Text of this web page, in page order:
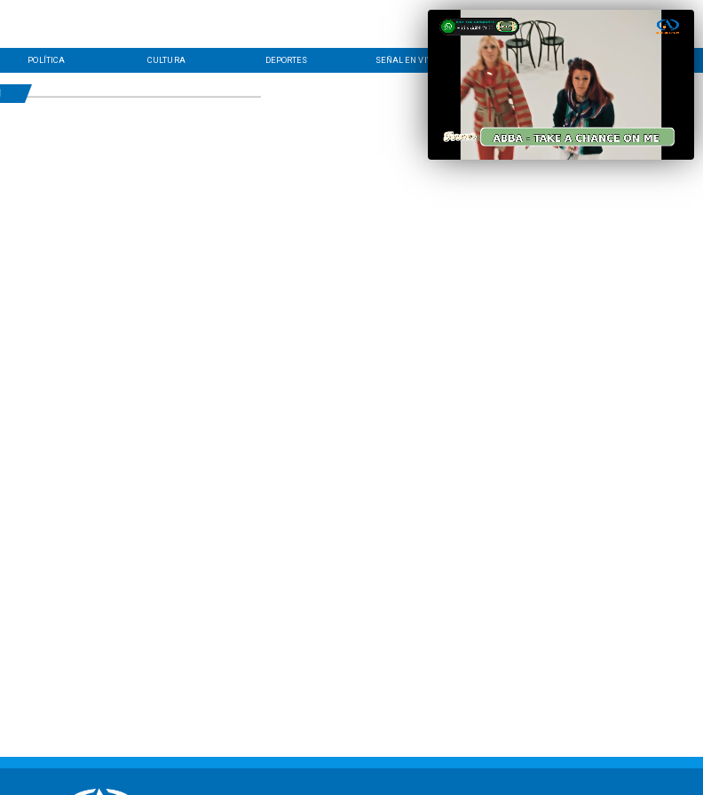
POLÍTICA CULTURA DEPORTES SEÑAL EN VIVO CONTACTO